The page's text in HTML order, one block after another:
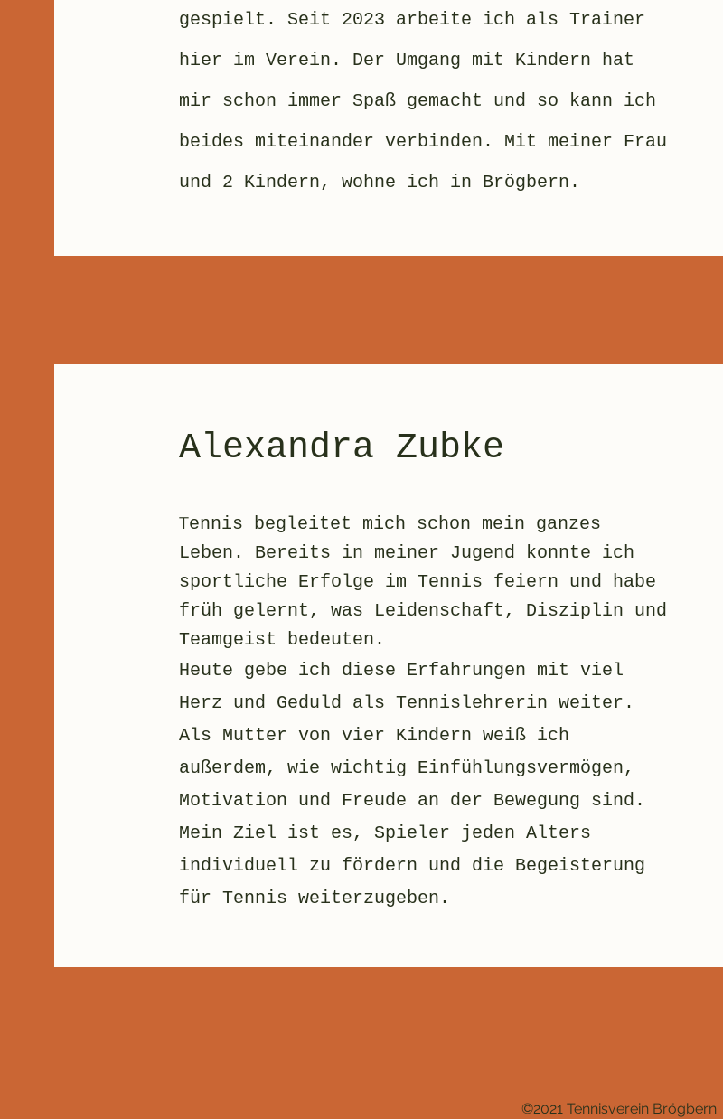
gespielt. Seit 2023 arbeite ich als Trainer
hier im Verein. Der Umgang mit Kindern hat
mir schon immer Spaß gemacht und so kann ich
beides miteinander verbinden. Mit meiner Frau
und 2 Kindern, wohne ich in Brögbern.
Alexandra Zubke
Tennis begleitet mich schon mein ganzes
Leben. Bereits in meiner Jugend konnte ich
sportliche Erfolge im Tennis feiern und habe
früh gelernt, was Leidenschaft, Disziplin und
Teamgeist bedeuten.
Heute gebe ich diese Erfahrungen mit viel
Herz und Geduld als Tennislehrerin weiter.
Als Mutter von vier Kindern weiß ich
außerdem, wie wichtig Einfühlungsvermögen,
Motivation und Freude an der Bewegung sind.
Mein Ziel ist es, Spieler jeden Alters
individuell zu fördern und die Begeisterung
für Tennis weiterzugeben.
©2021 Tennisverein Brögbern.